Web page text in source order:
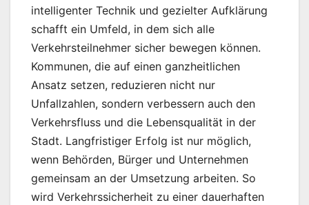
intelligenter Technik und gezielter Aufklärung
schafft ein Umfeld, in dem sich alle
Verkehrsteilnehmer sicher bewegen können.
Kommunen, die auf einen ganzheitlichen
Ansatz setzen, reduzieren nicht nur
Unfallzahlen, sondern verbessern auch den
Verkehrsfluss und die Lebensqualität in der
Stadt. Langfristiger Erfolg ist nur möglich,
wenn Behörden, Bürger und Unternehmen
gemeinsam an der Umsetzung arbeiten. So
wird Verkehrssicherheit zu einer dauerhaften